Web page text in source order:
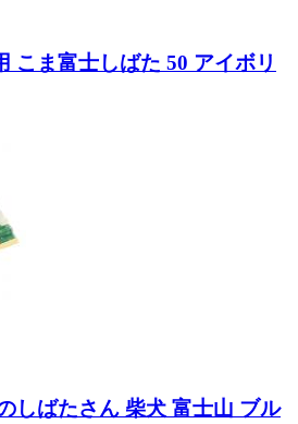
こま富士しばた 50 アイボリ
しばたさん 柴犬 富士山 ブル